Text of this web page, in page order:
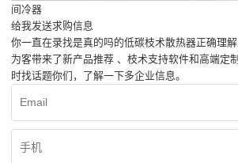
间冷器
给我发送求购信息
你一直在录找是真的吗的低碳枝术散热器正确理
为客带来了新产品推荐 、枝术支持软件和高端定
时找话题你们，了解一下多企业信息。